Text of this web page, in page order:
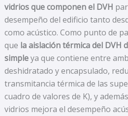
vidrios que componen el DVH
desempeño del edificio tanto
como acústico. Como punto de
que la aislación térmica del DVH
simpleya que contiene entre
deshidratado y encapsulado,
transmitancia térmica de las
cuadro de valores de K), y
vidrios mejora el desempeño